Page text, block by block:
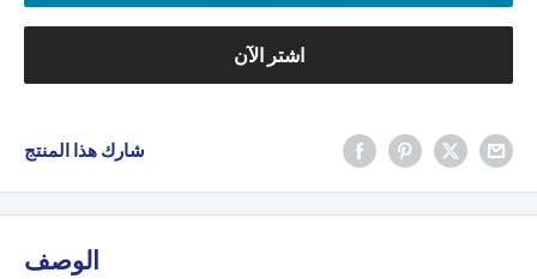
اشتر الآن
شارك هذا المنتج
الوصف